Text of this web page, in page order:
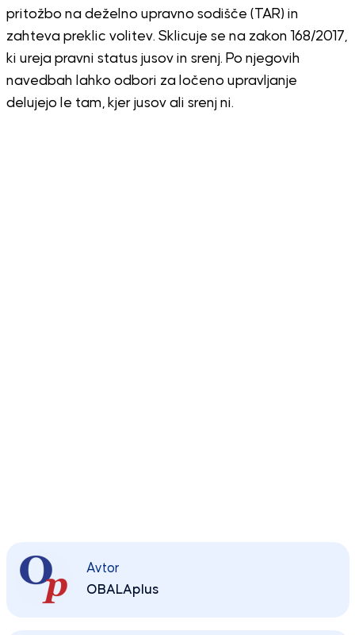
pritožbo na deželno upravno sodišče (TAR) in
zahteva preklic volitev. Sklicuje se na zakon 168/2017,
ki ureja pravni status jusov in srenj. Po njegovih
navedbah lahko odbori za ločeno upravljanje
delujejo le tam, kjer jusov ali srenj ni.
Avtor
OBALAplus